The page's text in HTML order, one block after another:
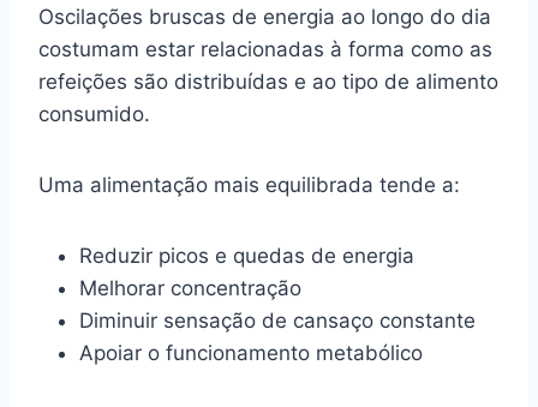
Oscilações bruscas de energia ao longo do dia
costumam estar relacionadas à forma como as
refeições são distribuídas e ao tipo de alimento
consumido.
Uma alimentação mais equilibrada tende a:
Reduzir picos e quedas de energia
Melhorar concentração
Diminuir sensação de cansaço constante
Apoiar o funcionamento metabólico